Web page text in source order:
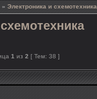
» Электроника и схемотехника
1 из 2 [ Тем: 38 ]